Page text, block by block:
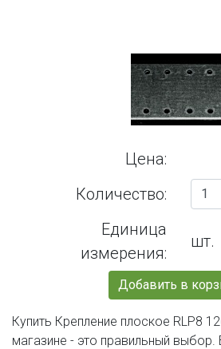
Цена:
Количество:
Единица
измерения:
шт.
Добавить в
Купить Крепление плоское RLP8
магазине - это правильный выбор.